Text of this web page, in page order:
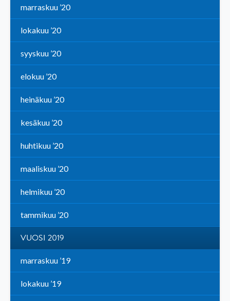
marraskuu ’20
lokakuu ’20
syyskuu ’20
elokuu ’20
heinäkuu ’20
kesäkuu ’20
huhtikuu ’20
maaliskuu ’20
helmikuu ’20
tammikuu ’20
VUOSI 2019
marraskuu ’19
lokakuu ’19